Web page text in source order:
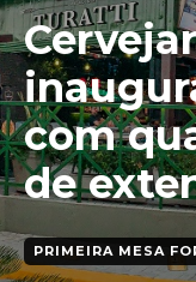
com
de
PRIMEIRA MESA